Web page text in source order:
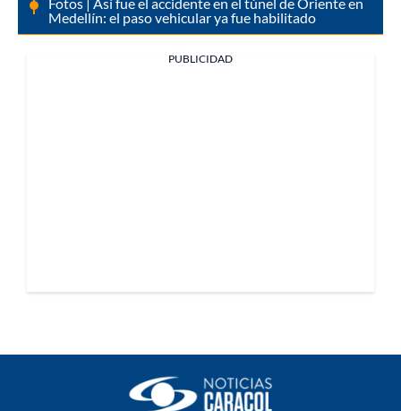
Medellín: el paso vehicular ya fue habilitado
PUBLICIDAD